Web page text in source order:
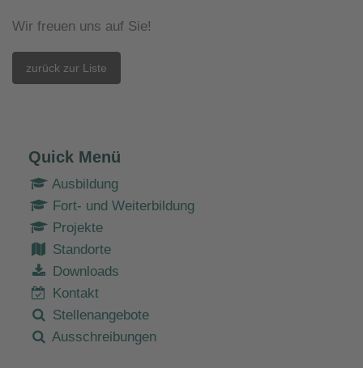
Wir freuen uns auf Sie!
zurück zur Liste
Quick Menü
Ausbildung
Fort- und Weiterbildung
Projekte
Standorte
Downloads
Kontakt
Stellenangebote
Ausschreibungen